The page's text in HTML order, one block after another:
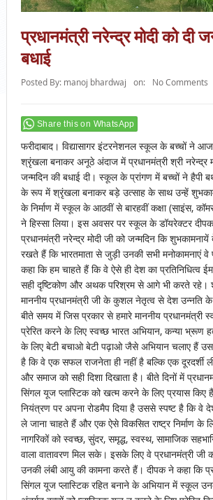
प्रधानमंत्री नरेन्द्र मोदी को दी
बधाई
Posted By: manoj bhardwaj on:
No Comments
Share this on WhatsApp
फरीदाबाद। विद्यासागर इंटरनेशनल स्कूल के बच्चों ने
श्रृंखला बनाकर अनूठे अंदाज में प्रधानमंत्री श्री नरेन्द्र
जन्मदिन की बधाई दी। स्कूल के प्रांगण में बच्चों ने हैपी
के रूप में श्रृंखला बनाकर बड़े उत्साह के साथ उन्हें
के निर्माण में स्कूल के आठवीं से बारहवीं कक्षा (साइंस,
ने हिस्सा लिया। इस अवसर पर स्कूल के डॉयरेक्टर
प्रधानमंत्री नरेन्द्र मोदी जी को जन्मदिन कि
रखते हैं कि भारतमाता से जुड़ी उनकी सभी मनोकामनाएं वे
कहा कि हम चाहते हैं कि वे ऐसे ही देश का प्रतिनिधित्व
सही दृष्टिकोण और अथक परिश्रम से आगे भी करते रहे।
माननीय प्रधानमंत्री जी के कुशल नेतृत्व से देश उन्नति
बीते समय में जिस प्रकार से हमारे माननीय प्रधानमंत्री
प्रेरित करने के लिए स्वच्छ भारत अभियान, कन्या भ्रूण
के लिए बेटी बचाओ बेटी पढ़ाओ जैसे अभियान चलाए हैं
है कि वे एक सफल राजनेता ही नहीं है बल्कि एक दूरदर्शी
और समाज को सही दिशा दिखाता है। बीते दिनों में
सिंगल यूज प्लास्टिक को खत्म करने के लिए प्रयास किए
नियंत्रण पर अपना रोडमैप दिया है उससे स्पष्ट है कि वे
ले जाना चाहते हैं और एक ऐसे विकसित राष्ट्र निर्माण के
नागरिकों को स्वच्छ, सुंदर, समृद्ध, स्वस्थ, सामाजिक
वाला वातावरण मिल सके। इसके लिए वे प्रधानमंत्री जी
उनकी लंबी आयु की कामना करते हैं। दीपक ने कहा कि
सिंगल यूज प्लास्टिक रहित बनाने के अभियान में स्कूल